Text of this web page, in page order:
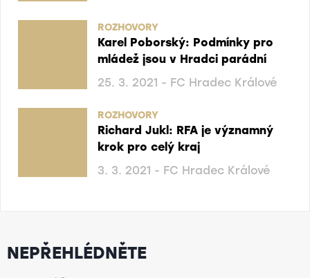
ROZHOVORY
Karel Poborský: Podmínky pro
mládež jsou v Hradci parádní
25. 3. 2021 - FC Hradec Králové
ROZHOVORY
Richard Jukl: RFA je významný
krok pro celý kraj
3. 3. 2021 - FC Hradec Králové
NEPŘEHLÉDNĚTE